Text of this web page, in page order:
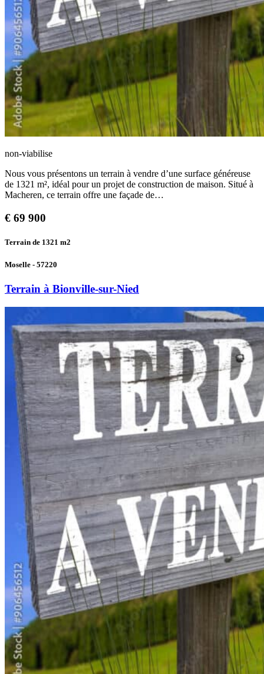
non-viabilise
Nous vous présentons un terrain à vendre d’une surface généreuse
de 1321 m², idéal pour un projet de construction de maison. Situé à
Macheren, ce terrain offre une façade de…
€ 69 900
Terrain de 1321 m2
Moselle - 57220
Terrain à Bionville-sur-Nied